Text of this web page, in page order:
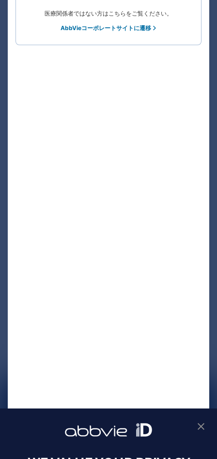
医療関係者ではない方はこちらをご覧ください。
AbbVieコーポレートサイトに遷移
プライバシーポリシー